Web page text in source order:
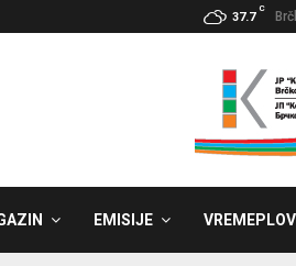
37.7
C
EMISIJE VREMEPLOV